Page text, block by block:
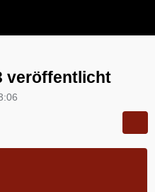
veröffentlicht